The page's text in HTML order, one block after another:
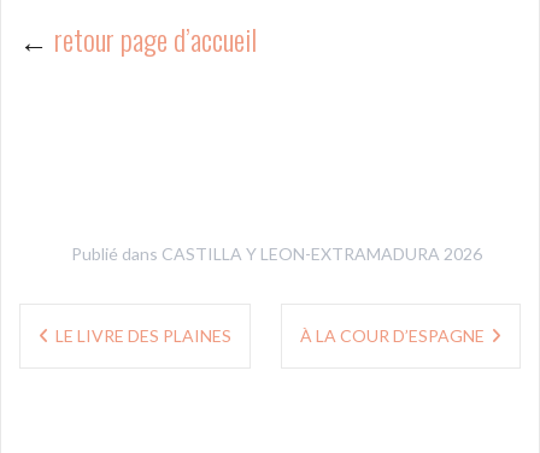
← retour page d’accueil
Publié dans CASTILLA Y LEON-EXTRAMADURA 2026
Navigation
LE LIVRE DES PLAINES À LA COUR D’ESPAGNE